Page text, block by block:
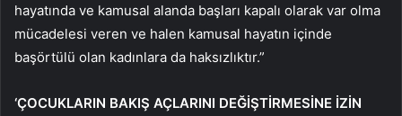
hayatında ve kamusal alanda başları kapalı olarak var olma
mücadelesi veren ve halen kamusal hayatın içinde
başörtülü olan kadınlara da haksızlıktır.”
‘ÇOCUKLARIN BAKIŞ AÇLARINI DEĞİŞTİRMESİNE İZİN